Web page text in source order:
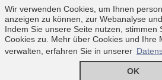
Rechtliches
Impressum
© Copyright 2026 by
Wir verwenden Cookies, um Ihnen
anzeigen zu können, zur Webanalyse
Indem Sie unsere Seite nutzen, stimmen
Cookies zu. Mehr über Cookies und Ihre
verwalten, erfahren Sie in unserer
OK